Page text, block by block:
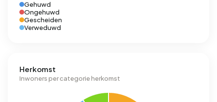
Gehuwd
Ongehuwd
Gescheiden
Verweduwd
Herkomst
Inwoners per categorie herkomst